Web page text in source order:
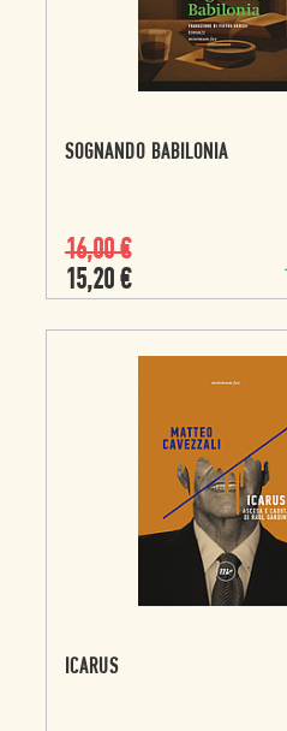
SOGNANDO BABILONIA
16,00€
15,20 €
ICARUS